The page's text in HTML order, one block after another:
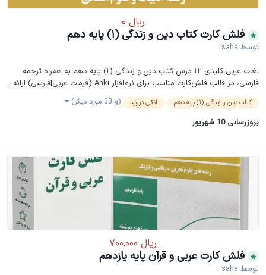
فلش کارت کتاب دین و زندگی (۱) پایه دهم
توسطsaha
لغات عربی کلیدی ۱۲ درس کتاب دین و زندگی (۱) پایه دهم به همراه ترجمه
فارسی، در قالب فلش‌کارت مناسب برای نرم‌افزار Anki (فرمت عربی|فارسی) ارائه...
کتاب دین و زندگی (۱) پایه دهم انکی دروید (و 33 مورد دیگر)
بروزرسانی 10 شهریور
فلش کارت عربی و قرآن پایه یازدهم
توسطsaha